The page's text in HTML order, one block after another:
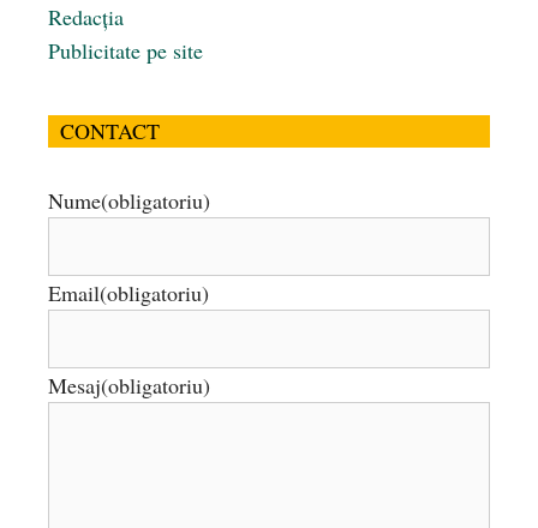
Redacția
Publicitate pe site
CONTACT
Nume(obligatoriu)
Email(obligatoriu)
Mesaj(obligatoriu)